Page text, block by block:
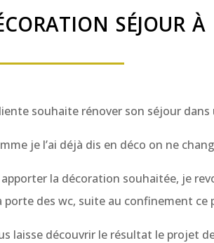
séjour
souhaite rénover son séjour
je l’ai déjà dis en déco on ne
la décoration souhaitée, je
porte des wc, suite au confinement ce
laisse découvrir le résultat le projet